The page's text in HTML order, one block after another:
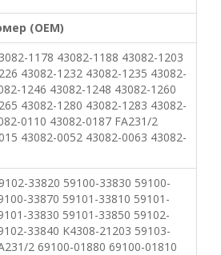
(OEM)
1178 43082-1188 43082-1203
43082-1232 43082-1235 43082-
1246 43082-1248 43082-1260
43082-1280 43082-1283 43082-
0110 43082-0187 FA231/2
43082-0052 43082-0063 43082-
33820 59100-33830 59100-
33870 59101-33810 59101-
33830 59101-33850 59102-
33840 K4308-21203 59103-
2 69100-01880 69100-01810